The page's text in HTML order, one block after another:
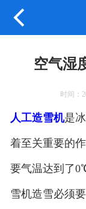

空气湿
时间：
人工造雪机是
着至关重要的
要气温达到了
雪机造雪必须